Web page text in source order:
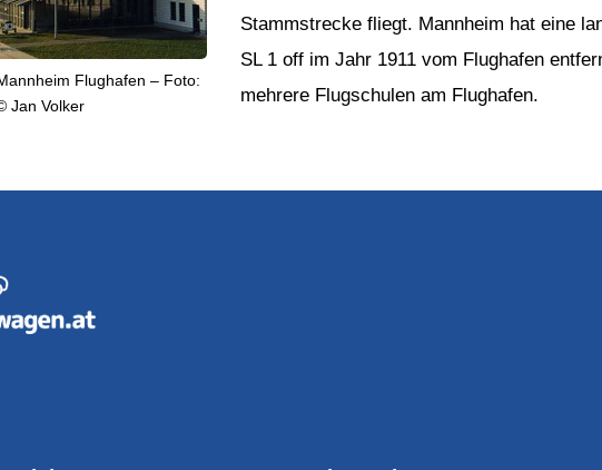
Flughafen – Foto:
Jan Volker
Stammstrecke fliegt. Mannheim hat eine
SL 1 off im Jahr 1911 vom Flughafen
mehrere Flugschulen am Flughafen.